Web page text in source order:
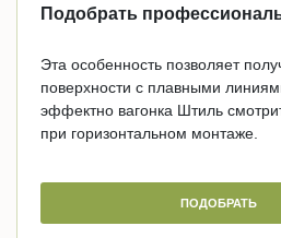
Подобрать
Эта особенность позволяет
поверхности с плавными
эффектно вагонка Штиль
при горизонтальном монтаже.
ПОДОБРАТЬ